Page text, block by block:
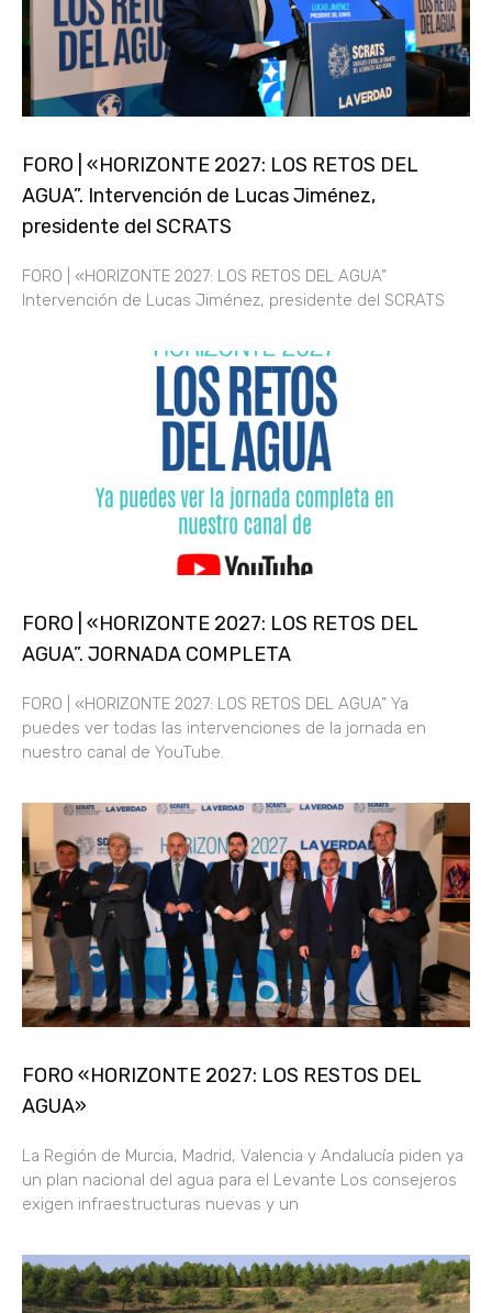
FORO | «HORIZONTE 2027: LOS RETOS DEL
AGUA”. Intervención de Lucas Jiménez,
presidente del SCRATS
FORO | «HORIZONTE 2027: LOS RETOS DEL AGUA”
Intervención de Lucas Jiménez, presidente del SCRATS
FORO | «HORIZONTE 2027: LOS RETOS DEL
AGUA”. JORNADA COMPLETA
FORO | «HORIZONTE 2027: LOS RETOS DEL AGUA” Ya
puedes ver todas las intervenciones de la jornada en
nuestro canal de YouTube.
FORO «HORIZONTE 2027: LOS RESTOS DEL
AGUA»
La Región de Murcia, Madrid, Valencia y Andalucía piden ya
un plan nacional del agua para el Levante Los consejeros
exigen infraestructuras nuevas y un